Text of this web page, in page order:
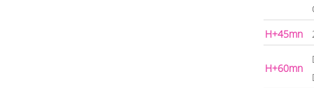
H+45mn
H+60mn